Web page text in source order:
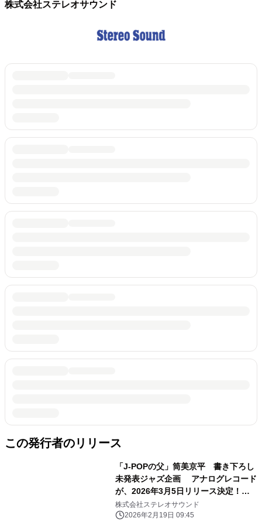
株式会社ステレオサウンド
この発行者のリリース
「J-POPの父」筒美京平 書き下ろし
未発表ジャズ企画 アナログレコード
が、2026年3月5日リリース決定！
『Tokyo Suite / Tsutsumi Kyohei
Presents for TOMA』
株式会社ステレオサウンド
2026年2月19日 09:45